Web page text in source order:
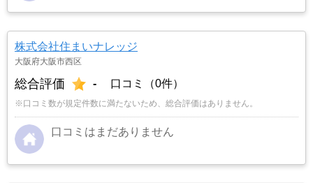
株式会社住まいナレッジ
大阪府大阪市西区
総合評価 - 口コミ（0件）
※口コミ数が規定件数に満たないため、総合評価はありません。
口コミはまだありません